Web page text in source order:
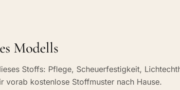
Modells
Stoffs: Pflege, Scheuerfestigkeit,
vorab kostenlose Stoffmuster nach Hause.